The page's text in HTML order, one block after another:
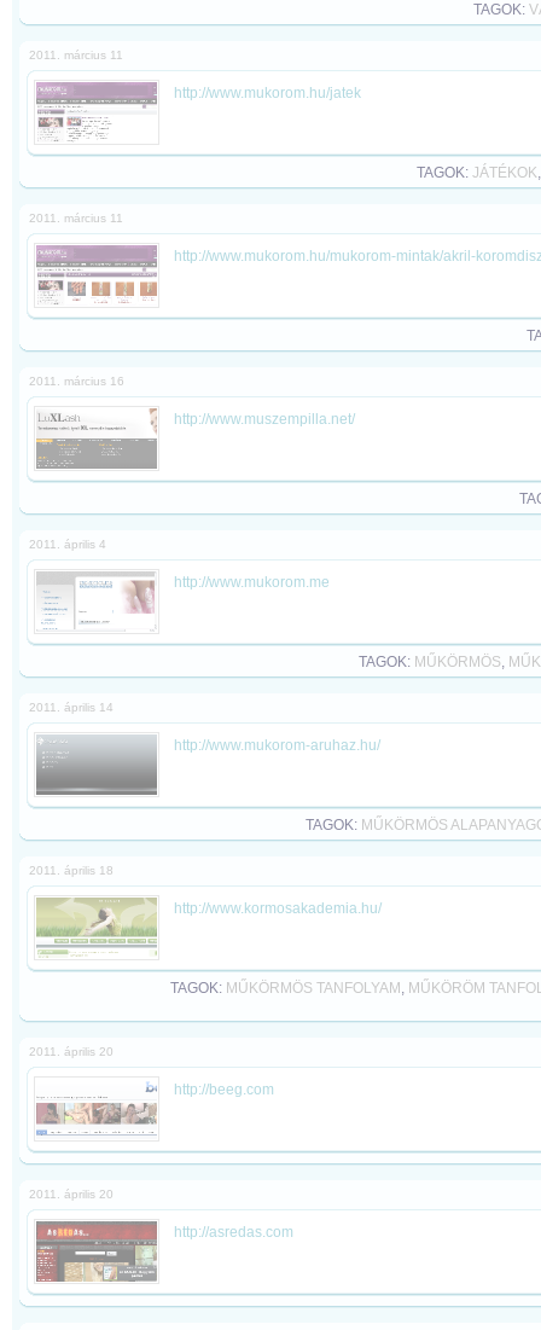
TAGOK:
2011. március 11
http://www.mukorom.hu/jatek
TAGOK: JÁTÉKOK
2011. március 11
http://www.mukorom.hu/mukorom-mintak/akril-
2011. március 16
http://www.muszempilla.net/
2011. április 4
http://www.mukorom.me
TAGOK: MŰKÖRMÖS,
2011. április 14
http://www.mukorom-aruhaz.hu/
TAGOK: MŰKÖRMÖS
2011. április 18
http://www.kormosakademia.hu/
TAGOK: MŰKÖRMÖS TANFOLYAM , MŰKÖRÖM
2011. április 20
http://beeg.com
2011. április 20
http://asredas.com